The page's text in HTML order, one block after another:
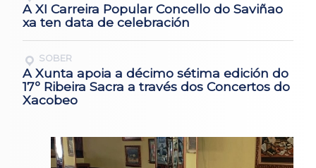
A XI Carreira Popular Concello do Saviñao
xa ten data de celebración
SOBER
A Xunta apoia a décimo sétima edición do
17º Ribeira Sacra a través dos Concertos do
Xacobeo